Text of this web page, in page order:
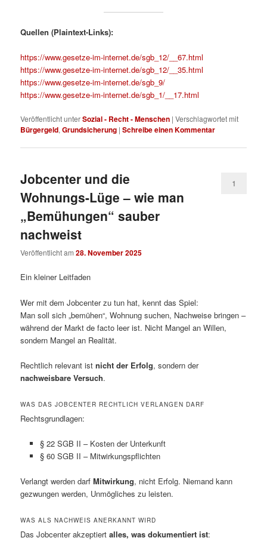
Quellen (Plaintext-Links):
https://www.gesetze-im-internet.de/sgb_12/__67.html
https://www.gesetze-im-internet.de/sgb_12/__35.html
https://www.gesetze-im-internet.de/sgb_9/
https://www.gesetze-im-internet.de/sgb_1/__17.html
Veröffentlicht unterSozial - Recht - Menschen |Verschlagwortet mit
Bürgergeld,Grundsicherung |Schreibe einen Kommentar
Jobcenter und die
Wohnungs-Lüge – wie man
„Bemühungen“ sauber
nachweist
Veröffentlicht am28. November 2025
1
Ein kleiner Leitfaden
Wer mit dem Jobcenter zu tun hat, kennt das Spiel:
Man soll sich „bemühen“, Wohnung suchen, Nachweise bringen –
während der Markt de facto leer ist. Nicht Mangel an Willen,
sondern Mangel an Realität.
Rechtlich relevant istnicht der Erfolg, sondern der
nachweisbare Versuch.
WAS DAS JOBCENTER RECHTLICH VERLANGEN DARF
Rechtsgrundlagen:
§ 22 SGB II – Kosten der Unterkunft
§ 60 SGB II – Mitwirkungspflichten
Verlangt werden darfMitwirkung, nicht Erfolg. Niemand kann
gezwungen werden, Unmögliches zu leisten.
WAS ALS NACHWEIS ANERKANNT WIRD
Das Jobcenter akzeptiertalles, was dokumentiert ist: